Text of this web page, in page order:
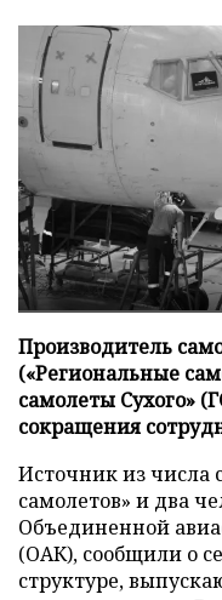
Производитель
(«Региональные
самолеты Сухого»
сокращения
Источник из числа
самолетов» и два
Объединенной
(ОАК), сообщили о
структуре,